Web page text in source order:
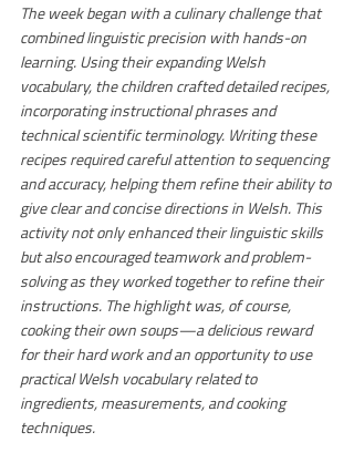
The week began with a culinary challenge that
combined linguistic precision with hands-on
learning. Using their expanding Welsh
vocabulary, the children crafted detailed recipes,
incorporating instructional phrases and
technical scientific terminology. Writing these
recipes required careful attention to sequencing
and accuracy, helping them refine their ability to
give clear and concise directions in Welsh. This
activity not only enhanced their linguistic skills
but also encouraged teamwork and problem-
solving as they worked together to refine their
instructions. The highlight was, of course,
cooking their own soups—a delicious reward
for their hard work and an opportunity to use
practical Welsh vocabulary related to
ingredients, measurements, and cooking
techniques.